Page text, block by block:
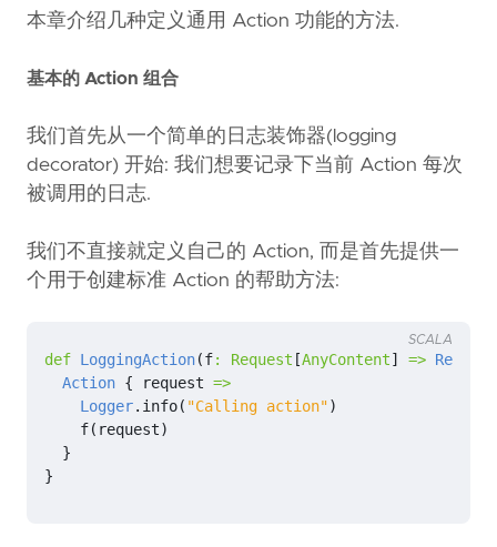
本章介绍几种定义通用 Action 功能的方法.
基本的 Action 组合
我们首先从一个简单的日志装饰器(logging
decorator) 开始: 我们想要记录下当前 Action 每次
被调用的日志.
我们不直接就定义自己的 Action, 而是首先提供一
个用于创建标准 Action 的帮助方法:
def LoggingAction(f: Request [AnyContent] => Result
Action { request =>
Logger. info( "Calling action")
f( request)
}
}
SCALA